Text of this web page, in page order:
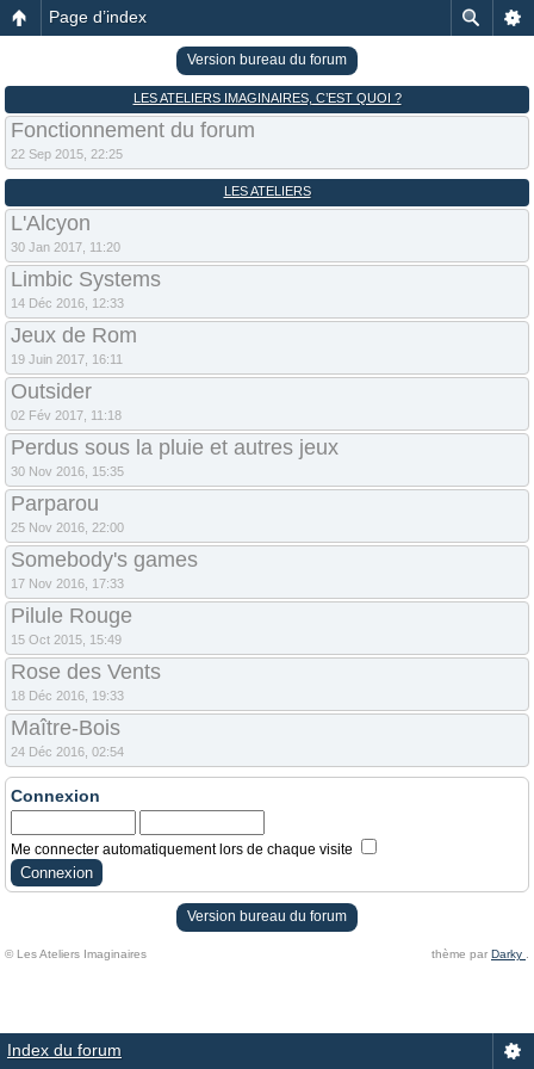
Page d’index
Version bureau du forum
LES ATELIERS IMAGINAIRES, C’EST QUOI ?
Fonctionnement du forum
22 Sep 2015, 22:25
LES ATELIERS
L'Alcyon
30 Jan 2017, 11:20
Limbic Systems
14 Déc 2016, 12:33
Jeux de Rom
19 Juin 2017, 16:11
Outsider
02 Fév 2017, 11:18
Perdus sous la pluie et autres jeux
30 Nov 2016, 15:35
Parparou
25 Nov 2016, 22:00
Somebody's games
17 Nov 2016, 17:33
Pilule Rouge
15 Oct 2015, 15:49
Rose des Vents
18 Déc 2016, 19:33
Maître-Bois
24 Déc 2016, 02:54
Connexion
Me connecter automatiquement lors de chaque visite
Version bureau du forum
© Les Ateliers Imaginaires thème par Darky
Index du forum